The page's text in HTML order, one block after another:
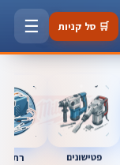
🛒 סל קניות ☰
פטישונים